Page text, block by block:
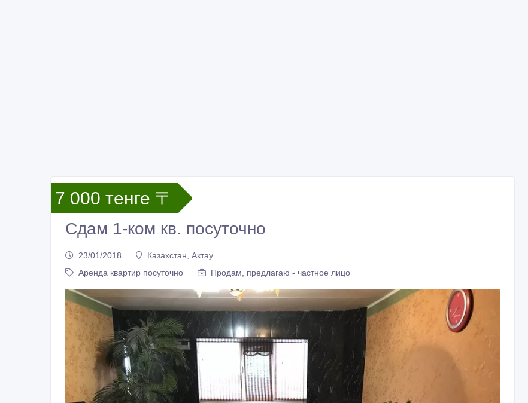
7 000 тенге 〒
Сдам 1-ком кв. посуточно
23/01/2018
Казахстан, Актау
Аренда квартир посуточно
Продам, предлагаю - частное лицо